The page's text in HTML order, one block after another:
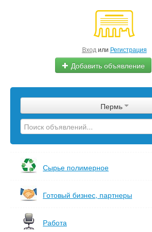
Вход или Регистрация
Добавить объявление
Сырье
Изделия
Еще
Пермь
Сырье полимерное
Готовый бизнес, партнеры
Работа